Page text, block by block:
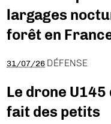
largages
forêt en
31/07/26 DÉFENSE
Le drone
fait des petits